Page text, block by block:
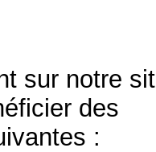
sur notre
des
: